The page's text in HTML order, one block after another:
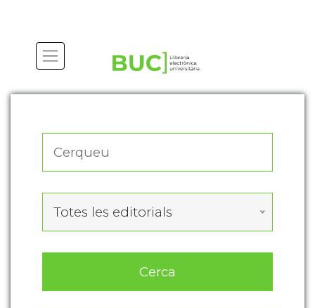
Totes les editorials
Cerca